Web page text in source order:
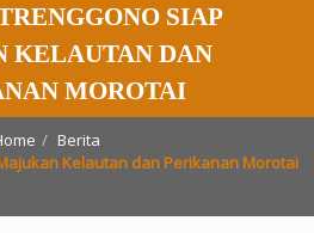
SIAP
KELAUTAN DAN
MOROTAI
Berita
Kelautan dan Perikanan Morotai